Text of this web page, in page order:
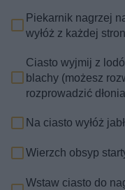
Piekarnik nagrzej
wyłóż z każdej
Ciasto wyjmij z
blachy (możesz
rozprowadzić
Na ciasto wyłóż
Wierzch obsyp
Wstaw ciasto do